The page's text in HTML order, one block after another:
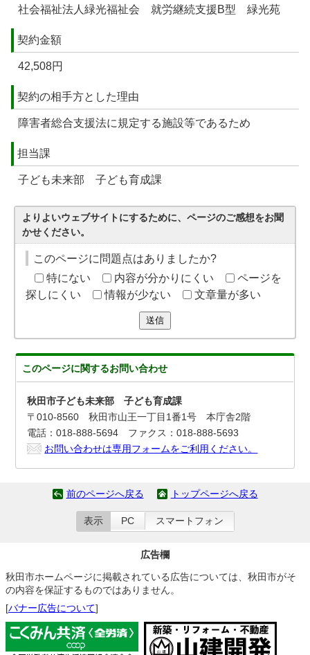
社会福祉法人緑光福祉会 就労継続支援B型 緑光苑
契約金額
42,508円
契約の相手方とした理由
障害者総合支援法に規定する施設等であるため
担当課
子ども未来部 子ども育成課
よりよいウェブサイトにするために、ページのご感想をお聞
かせください。
このページに問題点はありましたか?
特にない
内容が分かりにくい
ページを
探しにくい
情報が少ない 文章量が多い
送信
このページに関するお問い合わせ
秋田市子ども未来部 子ども育成課
〒010-8560 秋田市山王一丁目1番1号 本庁舎2階
電話：018-888-5694 ファクス：018-888-5693
お問い合わせは専用フォームをご利用ください。
前のページへ戻る トップページへ戻る
表示 PC スマートフォン
広告欄
秋田市ホームページに掲載されている広告については、秋田市がそ
の内容を保証するものではありません。
[バナー広告について]